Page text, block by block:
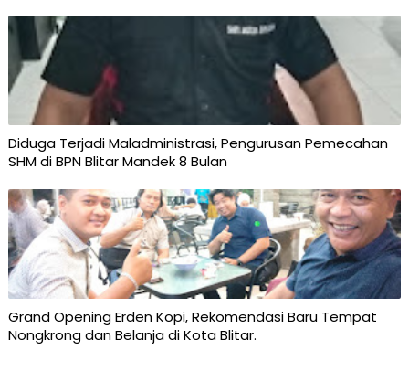
Diduga Terjadi Maladministrasi, Pengurusan Pemecahan
SHM di BPN Blitar Mandek 8 Bulan
Grand Opening Erden Kopi, Rekomendasi Baru Tempat
Nongkrong dan Belanja di Kota Blitar.